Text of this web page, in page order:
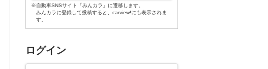
※自動車SNSサイト「みんカラ」に遷移します。
みんカラに登録して投稿すると、carview!にも表示されま
す。
ログイン